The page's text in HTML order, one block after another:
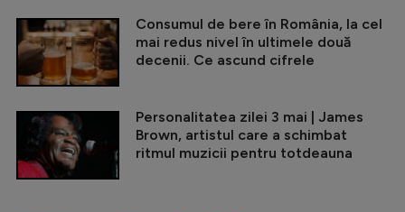
Consumul de bere în România, la cel
mai redus nivel în ultimele două
decenii. Ce ascund cifrele
Personalitatea zilei 3 mai | James
Brown, artistul care a schimbat
ritmul muzicii pentru totdeauna